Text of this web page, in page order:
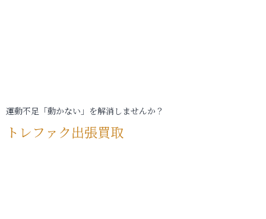
運動不足「動かない」を解消しませんか？
トレファク出張買取